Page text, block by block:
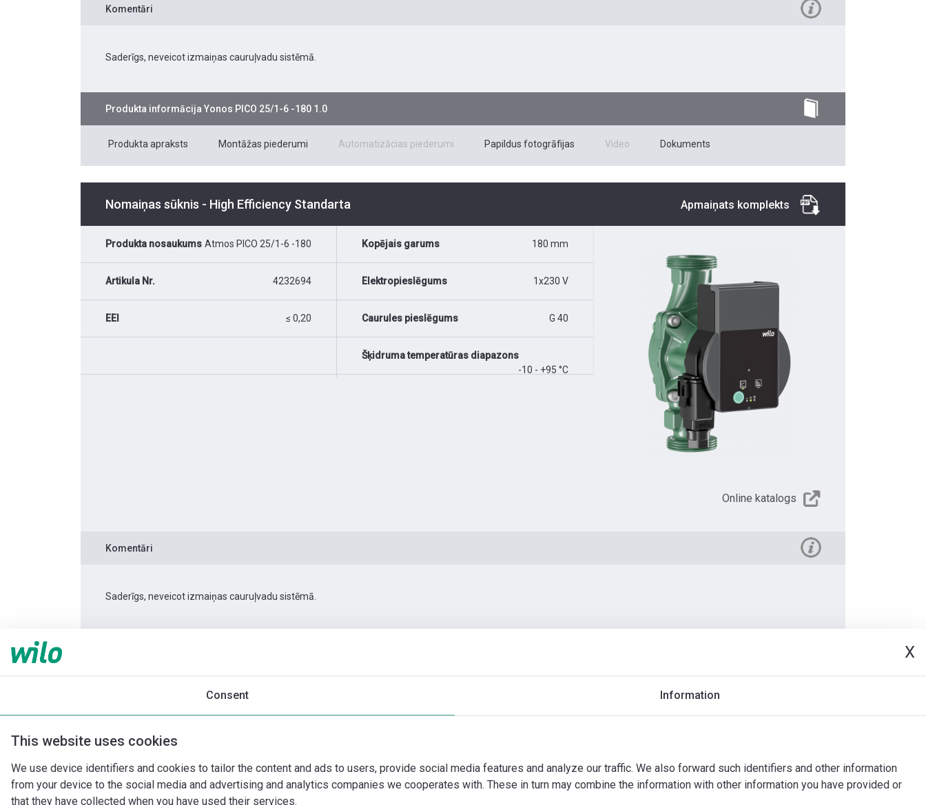
X
Consent Information
This website uses cookies
We use device identifiers and cookies to tailor the content and ads to users, provide social media features and analyze our traffic. We also forward such identifiers and other information
from your device to the social media and advertising and analytics companies we cooperates with. These in turn may combine the information with other information you have provided or
that they have collected when you have used their services.
Komentāri
Saderīgs, neveicot izmaiņas cauruļvadu sistēmā.
Produkta informācija Yonos PICO 25/1-6 -180 1.0
Produkta apraksts Montāžas piederumi Automatizācias piederumi Papildus fotogrāfijas Video Dokuments
Nomaiņas sūknis - High Efficiency Standarta Apmaiņats komplekts
Produkta nosaukums Atmos PICO 25/1-6 -180
Artikula Nr. 4232694
EEI ≤ 0,20
Kopējais garums 180 mm
Elektropieslēgums 1x230 V
Caurules pieslēgums G 40
Šķidruma temperatūras diapazons
-10 - +95 °C
Online katalogs
Komentāri
Saderīgs, neveicot izmaiņas cauruļvadu sistēmā.